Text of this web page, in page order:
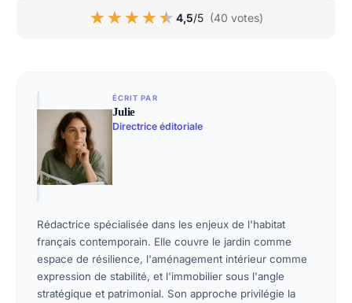
★★★★★
★★★★★ 4,5/5 (40 votes)
ÉCRIT PAR
Julie
Directrice éditoriale
Rédactrice spécialisée dans les enjeux de l'habitat
français contemporain. Elle couvre le jardin comme
espace de résilience, l'aménagement intérieur comme
expression de stabilité, et l'immobilier sous l'angle
stratégique et patrimonial. Son approche privilégie la